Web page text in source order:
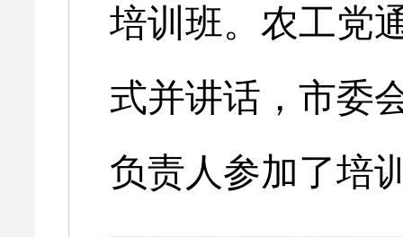
培训班。农工党
式并讲话，市委
负责人参加了培